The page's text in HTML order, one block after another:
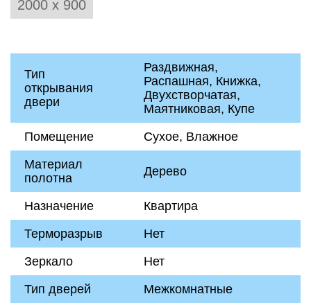
2000 х 900
Тип
открывания
двери
Раздвижная,
Распашная, Книжка,
Двухстворчатая,
Маятниковая, Купе
Помещение
Сухое, Влажное
Материал
полотна
Дерево
Назначение
Квартира
Терморазрыв
Нет
Зеркало
Нет
Тип дверей
Межкомнатные